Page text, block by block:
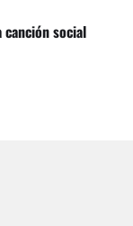
canción social